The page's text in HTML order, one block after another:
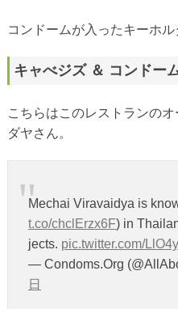
コンドームが入ったキーホ
キャべジズ ＆ コンドー
こちらはこのレストランの
ダヤさん。
Mechai Viravaidya is
t.co/chclErzx6F) in
jects. pic.twitter.com/
— Condoms.Org
日